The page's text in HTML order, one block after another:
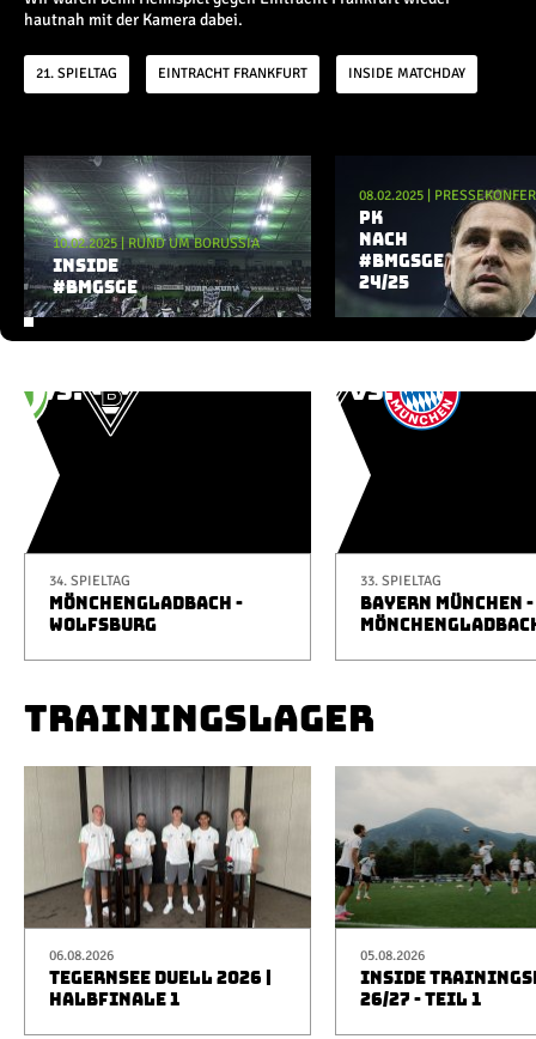
Europa League
Testspiele
News
Interviews
Pressekonferenzen
Rund um Borussia
Trainingslager
English
hautnah mit der Kamera dabei.
21. SPIELTAG EINTRACHT FRANKFURT INSIDE MATCHDAY
Aktuelle Playlist
10.02.2025 | RUND UM BORUSSIA
INSIDE
#BMGSGE
08.02.2025
PK
NACH
#BMGSGE
24/25
34. SPIELTAG
MÖNCHENGLADBACH -
WOLFSBURG
33. SPIELTAG
BAYERN MÜNCHEN -
TRAININGSLAGER
06.08.2026
TEGERNSEE DUELL 2026 |
HALBFINALE 1
05.08.2026
INSIDE
26/27 - TEIL 1